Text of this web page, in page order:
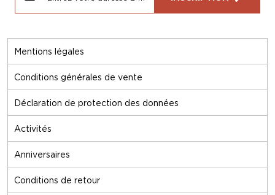
Mentions légales
Conditions générales de vente
Déclaration de protection des données
Activités
Anniversaires
Conditions de retour